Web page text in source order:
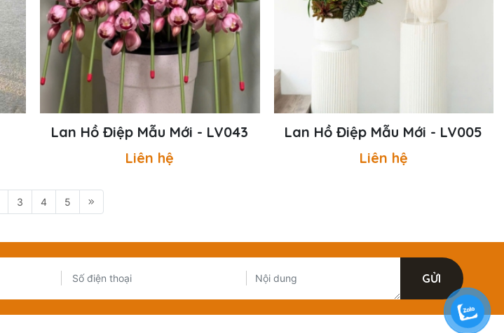
Lan Hồ Điệp Mẫu Mới - LV043
Liên hệ
Lan Hồ Điệp Mẫu Mới - LV005
Liên hệ
3 4 5